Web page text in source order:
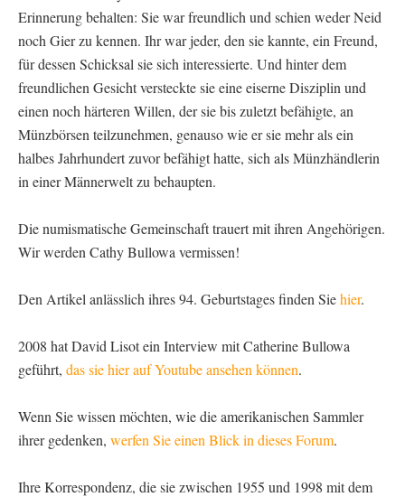
Erinnerung behalten: Sie war freundlich und schien weder Neid
noch Gier zu kennen. Ihr war jeder, den sie kannte, ein Freund,
für dessen Schicksal sie sich interessierte. Und hinter dem
freundlichen Gesicht versteckte sie eine eiserne Disziplin und
einen noch härteren Willen, der sie bis zuletzt befähigte, an
Münzbörsen teilzunehmen, genauso wie er sie mehr als ein
halbes Jahrhundert zuvor befähigt hatte, sich als Münzhändlerin
in einer Männerwelt zu behaupten.
Die numismatische Gemeinschaft trauert mit ihren Angehörigen.
Wir werden Cathy Bullowa vermissen!
Den Artikel anlässlich ihres 94. Geburtstages finden Siehier.
2008 hat David Lisot ein Interview mit Catherine Bullowa
geführt, das sie hier auf Youtube ansehen können.
Wenn Sie wissen möchten, wie die amerikanischen Sammler
ihrer gedenken, werfen Sie einen Blick in dieses Forum.
Ihre Korrespondenz, die sie zwischen 1955 und 1998 mit dem